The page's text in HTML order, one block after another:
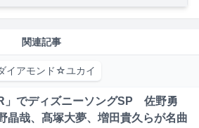
関連記事
イアモンド☆ユカイ
」でディズニーソングSP 佐野勇
晶哉、髙塚大夢、増田貴久らが名曲